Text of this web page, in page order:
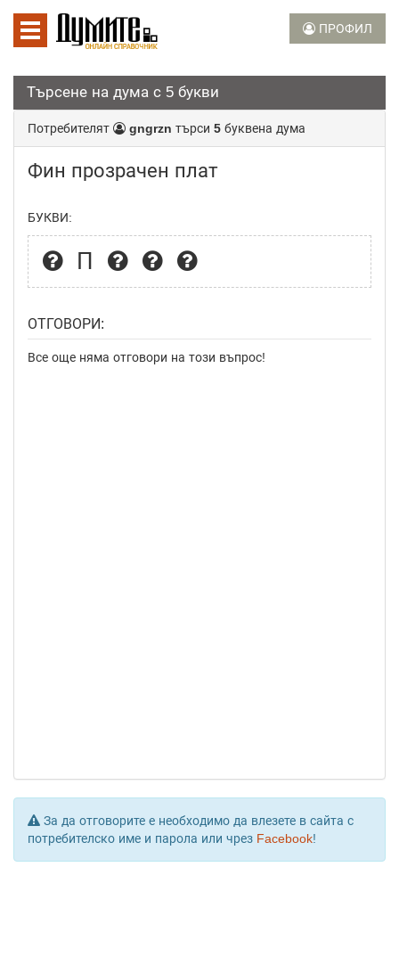
ПРОФИЛ
Търсене на дума с 5 букви
Потребителят gngrzn търси 5 буквена дума
Фин прозрачен плат
БУКВИ:
П
ОТГОВОРИ:
Все още няма отговори на този въпрос!
За да отговорите е необходимо да влезете в сайта с
потребителско име и парола или чрез Facebook!